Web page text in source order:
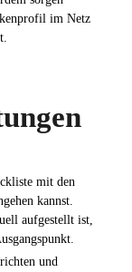
im Netz
mit den
kannst.
aufgestellt ist,
und